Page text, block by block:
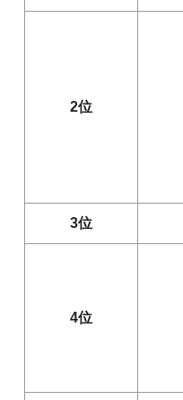
2位
3位
4位